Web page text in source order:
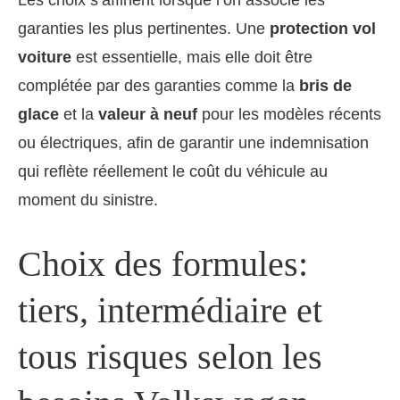
garanties les plus pertinentes. Une protection vol
voiture est essentielle, mais elle doit être
complétée par des garanties comme la bris de
glace et la valeur à neuf pour les modèles récents
ou électriques, afin de garantir une indemnisation
qui reflète réellement le coût du véhicule au
moment du sinistre.
Choix des formules:
tiers, intermédiaire et
tous risques selon les